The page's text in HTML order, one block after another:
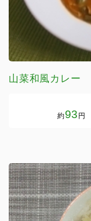
山菜和風カレー
約93 円